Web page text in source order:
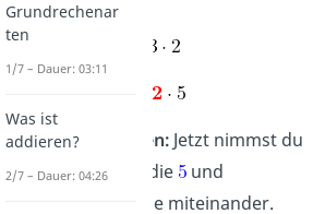
4. kgV berechnen: Jetzt nimmst du
die , die und die und
sie miteinander.
Grundrechenar
ten
1/7 – Dauer: 03:11
Was ist
addieren?
2/7 – Dauer: 04:26